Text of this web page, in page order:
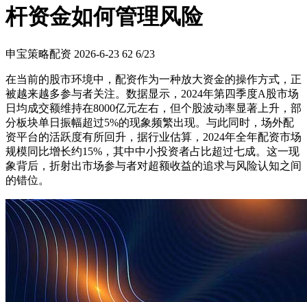
杆资金如何管理风险
申宝策略配资 2026-6-23 62 6/23
在当前的股市环境中，配资作为一种放大资金的操作方式，正
被越来越多参与者关注。数据显示，2024年第四季度A股市场
日均成交额维持在8000亿元左右，但个股波动率显著上升，部
分板块单日振幅超过5%的现象频繁出现。与此同时，场外配
资平台的活跃度有所回升，据行业估算，2024年全年配资市场
规模同比增长约15%，其中中小投资者占比超过七成。这一现
象背后，折射出市场参与者对超额收益的追求与风险认知之间
的错位。